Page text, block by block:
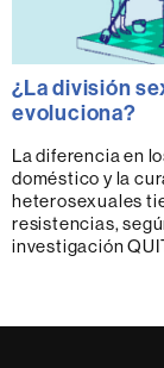
¿La división
evoluciona?
La diferencia en
doméstico y la
heterosexuales
resistencias,
investigación